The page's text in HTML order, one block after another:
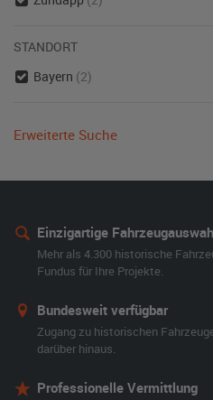
STANDORT
Bayern (2)
Erweiterte Suche
Einzigartige
Mehr als 4.300 historische
Fundus für Ihre Projekte.
Bundesweit verfügbar
Zugang zu historischen
darüber hinaus.
Professionelle Vermittlung